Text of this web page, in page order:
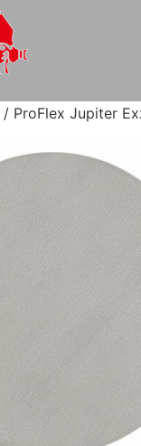
/ ProFlex Jupiter